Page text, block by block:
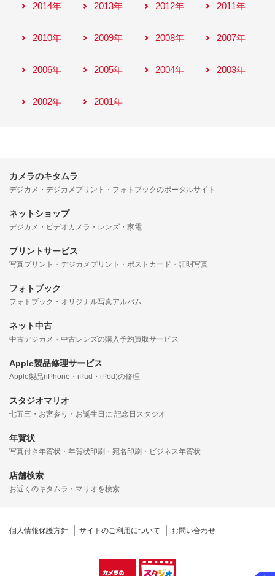
2014年 2013年 2012年 2011年
2010年 2009年 2008年 2007年
2006年 2005年 2004年 2003年
2002年 2001年
カメラのキタムラ
デジカメ・デジカメプリント・フォトブックのポータルサイト
ネットショップ
デジカメ・ビデオカメラ・レンズ・家電
プリントサービス
写真プリント・デジカメプリント・ポストカード・証明写真
フォトブック
フォトブック・オリジナル写真アルバム
ネット中古
中古デジカメ・中古レンズの購入予約買取サービス
Apple製品修理サービス
Apple製品(iPhone・iPad・iPod)の修理
スタジオマリオ
七五三・お宮参り・お誕生日に 記念日スタジオ
年賀状
写真付き年賀状・年賀状印刷・宛名印刷・ビジネス年賀状
店舗検索
お近くのキタムラ・マリオを検索
個人情報保護方針 サイトのご利用について お問い合わせ